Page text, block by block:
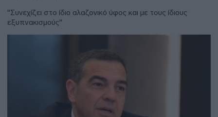
"Συνεχίζει στο ίδιο αλαζονικό ύφος και με τους ίδιους
εξυπνακισμούς"